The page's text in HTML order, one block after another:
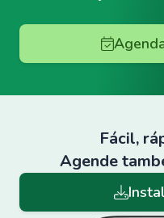
Fácil,
Agende